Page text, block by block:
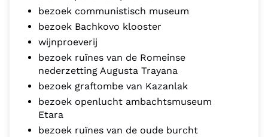
bezoek communistisch museum
bezoek Bachkovo klooster
wijnproeverij
bezoek ruïnes van de Romeinse
nederzetting Augusta Trayana
bezoek graftombe van Kazanlak
bezoek openlucht ambachtsmuseum
Etara
bezoek ruïnes van de oude burcht